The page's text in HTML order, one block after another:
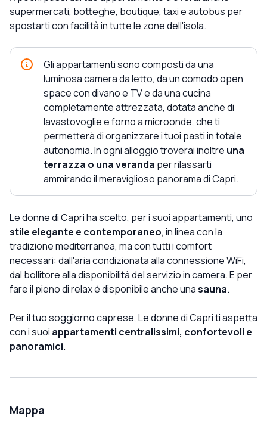
supermercati, botteghe, boutique, taxi e autobus per
spostarti con facilità in tutte le zone dell'isola.
Gli appartamenti sono composti da una
luminosa camera da letto, da un comodo open
space con divano e TV e da una cucina
completamente attrezzata, dotata anche di
lavastovoglie e forno a microonde, che ti
permetterà di organizzare i tuoi pasti in totale
autonomia. In ogni alloggio troverai inoltre una
terrazza o una veranda per rilassarti
ammirando il meraviglioso panorama di Capri.
Le donne di Capri ha scelto, per i suoi appartamenti, uno
stile elegante e contemporaneo, in linea con la
tradizione mediterranea, ma con tutti i comfort
necessari: dall'aria condizionata alla connessione WiFi,
dal bollitore alla disponibilità del servizio in camera. E per
fare il pieno di relax è disponibile anche unasauna.
Per il tuo soggiorno caprese, Le donne di Capri ti aspetta
con i suoi appartamenti centralissimi, confortevoli e
panoramici.
Mappa